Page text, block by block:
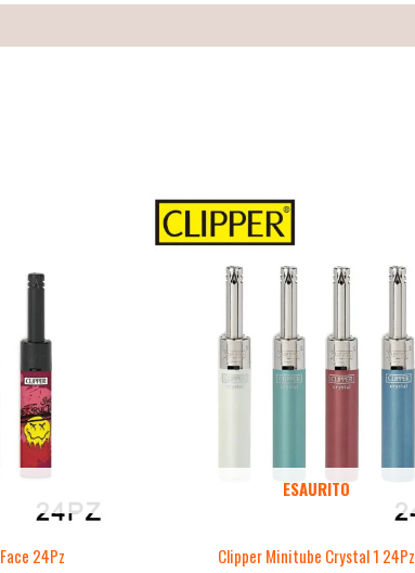
24Pz
ESAURITO
Clipper Minitube Crystal 1 24Pz